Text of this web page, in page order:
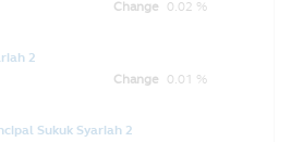
Change 0.02 %
2
Change 0.01 %
Sukuk Syariah 2